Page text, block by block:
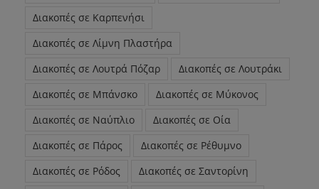
Διακοπές σε Καρπενήσι
Διακοπές σε Λίμνη Πλαστήρα
Διακοπές σε Λουτρά Πόζαρ
Διακοπές σε Λουτράκι
Διακοπές σε Μπάνσκο
Διακοπές σε Μύκονος
Διακοπές σε Ναύπλιο
Διακοπές σε Οία
Διακοπές σε Πάρος
Διακοπές σε Ρέθυμνο
Διακοπές σε Ρόδος
Διακοπές σε Σαντορίνη